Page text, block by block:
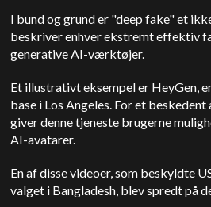
I bund og grund er "deep fake" et
beskriver enhver ekstremt effektiv
generative AI-værktøjer.
Et illustrativt eksempel er HeyGen,
base i Los Angeles. For et
giver denne tjeneste brugerne
AI-avatarer.
En af disse videoer, som beskyldte
valget i Bangladesh, blev spredt på